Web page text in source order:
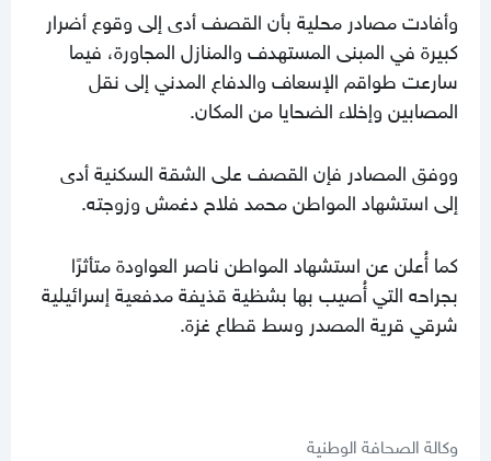
وأفادت مصادر محلية بأن القصف أدى إلى وقوع أضرار
كبيرة في المبنى المستهدف والمنازل المجاورة، فيما
سارعت طواقم الإسعاف والدفاع المدني إلى نقل
المصابين وإخلاء الضحايا من المكان.
ووفق المصادر فإن القصف على الشقة السكنية أدى
إلى استشهاد المواطن محمد فلاح دغمش وزوجته.
كما أُعلن عن استشهاد المواطن ناصر العواودة متأثرًا
بجراحه التي أُصيب بها بشظية قذيفة مدفعية إسرائيلية
شرقي قرية المصدر وسط قطاع غزة.
وكالة الصحافة الوطنية